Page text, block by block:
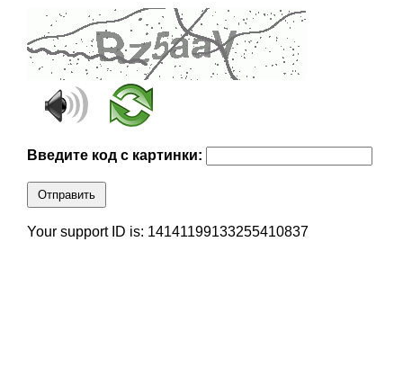
Введите код с картинки:
Отправить
Your support ID is: 14141199133255410837